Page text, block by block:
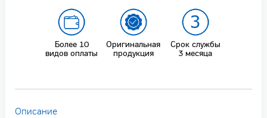
Более 10
видов оплаты
Оригинальная
продукция
Срок службы
3 месяца
Описание